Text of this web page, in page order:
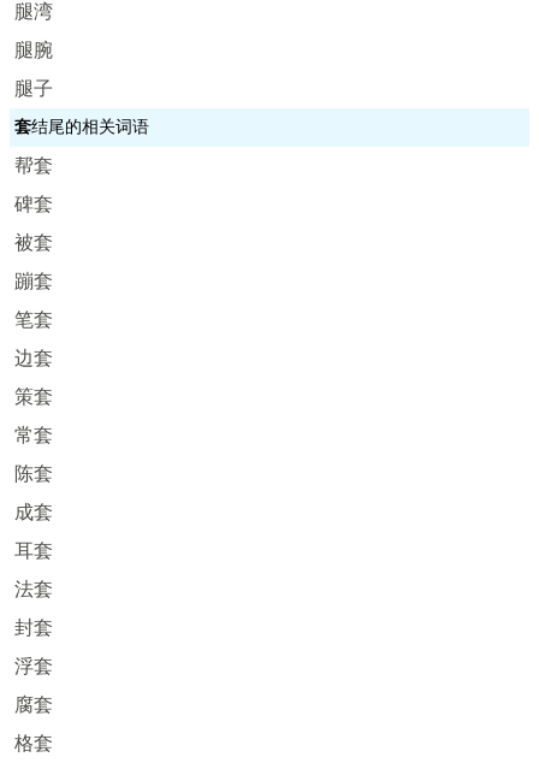
腿湾
腿腕
腿子
套结尾的相关词语
帮套
碑套
被套
蹦套
笔套
边套
策套
常套
陈套
成套
耳套
法套
封套
浮套
腐套
格套